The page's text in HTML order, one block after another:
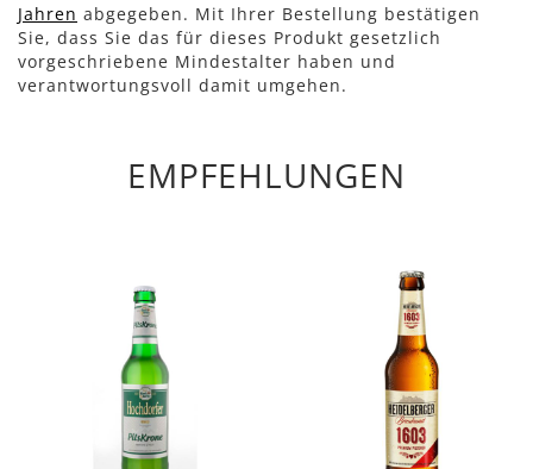
Jahren abgegeben. Mit Ihrer Bestellung bestätigen
Sie, dass Sie das für dieses Produkt gesetzlich
vorgeschriebene Mindestalter haben und
verantwortungsvoll damit umgehen.
EMPFEHLUNGEN